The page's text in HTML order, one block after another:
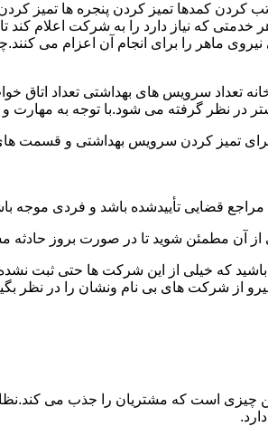
کمدها تمیز کردن پنجره ها تمیز
خدمتی که نیاز دارد را به شرکت اعلام
ماهر را برای انجام آن اعزام می
سرویس های بهداشتی تعداد اتاق
نظر گرفته می شود.با توجه به مهارت
تمیز کردن سرویس بهداشتی و قسمت
قضایی تأییدشده باشد و فردی موجه
آن مطمئن شوید تا در صورت بروز حادثه
که خیلی از این شرکت ها حتی ثبت
از شرکت های بی نام ونشان را در نظر
چیزی است که مشتریان را جذب می